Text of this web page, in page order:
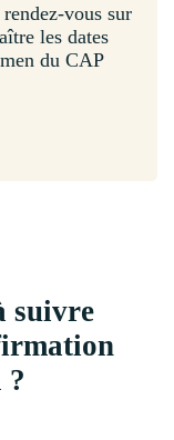
vous sur
les dates
du CAP
suivre
?